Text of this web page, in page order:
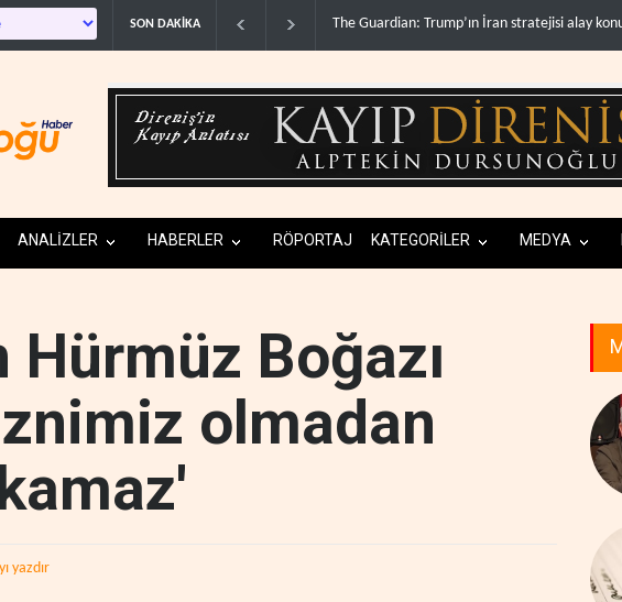
SON DAKİKA
Trump’ın İran stratejisi alay konusu oldu.. Gazze’de ‘ateşkes’ sonrası 1.257 can kaybı..
ANALİZLER HABERLER RÖPORTAJ KATEGORİLER MEDYA
Hürmüz Boğazı
olmadan
yazdır